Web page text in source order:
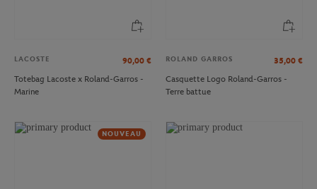
LACOSTE 90,00 €
Totebag Lacoste x Roland-Garros -
Marine
ROLAND GARROS 35,00 €
Casquette Logo Roland-Garros -
Terre battue
NOUVEAU